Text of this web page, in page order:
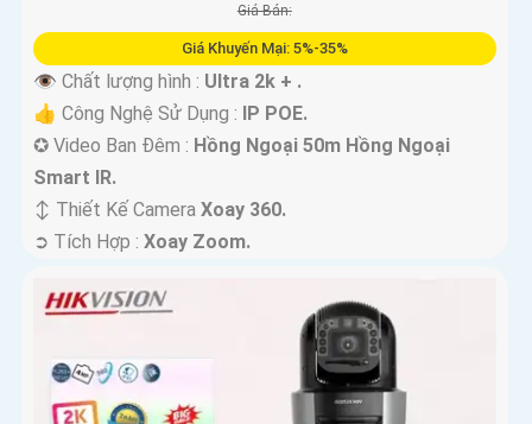
Giá Bán:
Giá Khuyến Mại: 5%-35%
👁 Chất lượng hình : Ultra 2k + .
👍 Công Nghệ Sử Dụng : IP POE.
✪ Video Ban Đêm : Hồng Ngoại 50m Hồng Ngoại
Smart IR.
↕️ Thiết Kế Camera Xoay 360.
️➲ Tích Hợp : Xoay Zoom.